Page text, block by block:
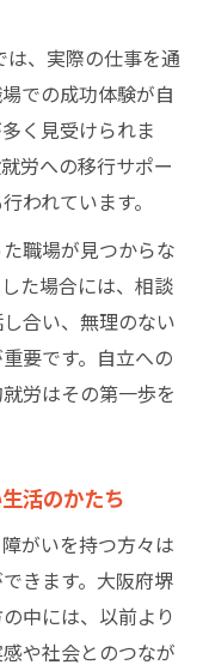
は、実際の仕事を通
での成功体験が自
く見受けられま
労への移行サポー
われています。
職場が見つからな
た場合には、相談
合い、無理のない
要です。自立への
労はその第一歩を
活のかたち
がいを持つ方々は
きます。大阪府堺
中には、以前より
や社会とのつなが